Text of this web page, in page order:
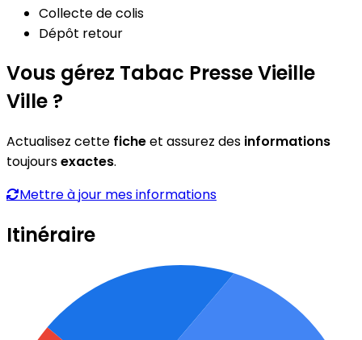
Collecte de colis
Dépôt retour
Vous gérez Tabac Presse Vieille
Ville ?
Actualisez cette ficheet assurez des informations
toujoursexactes.
Mettre à jour mes informations
Itinéraire